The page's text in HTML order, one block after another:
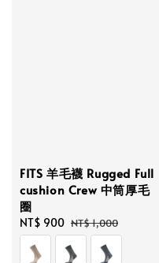
FITS 羊毛襪 Rugged Full
cushion Crew 中筒厚毛
圈
Sale
price
NT$ 900 Regular
price
NT$ 1,000